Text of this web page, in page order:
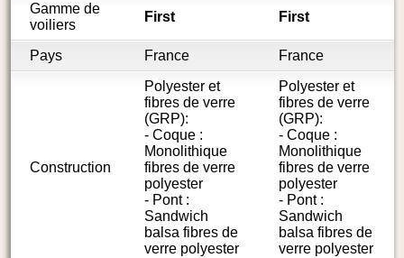
Gamme de
voiliers
First First
Pays France France
Construction
Polyester et
fibres de verre
(GRP):
- Coque :
Monolithique
fibres de verre
polyester
- Pont :
Sandwich
balsa fibres de
verre polyester
Polyester et
fibres de verre
(GRP):
- Coque :
Monolithique
fibres de verre
polyester
- Pont :
Sandwich
balsa fibres de
verre polyester